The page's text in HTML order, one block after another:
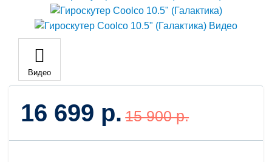
Видео
16 699 р. 15 900 р.